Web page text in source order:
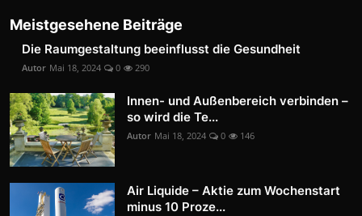
Meistgesehene Beiträge
Die Raumgestaltung beeinflusst die Gesundheit
Autor Mai 18, 2024 0 290
Innen- und Außenbereich verbinden –
so wird die Te...
Autor Mai 18, 2024 0 146
Air Liquide – Aktie zum Wochenstart
minus 10 Proze...